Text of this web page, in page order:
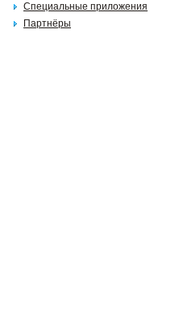
Специальные приложения
Партнёры